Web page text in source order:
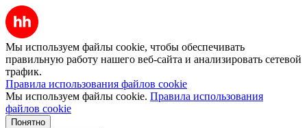
Мы используем файлы cookie, чтобы обеспечивать
правильную работу нашего веб-сайта и анализировать сетевой
трафик.
Правила использования файлов cookie
Мы используем файлы cookie. Правила использования
файлов cookie
Понятно